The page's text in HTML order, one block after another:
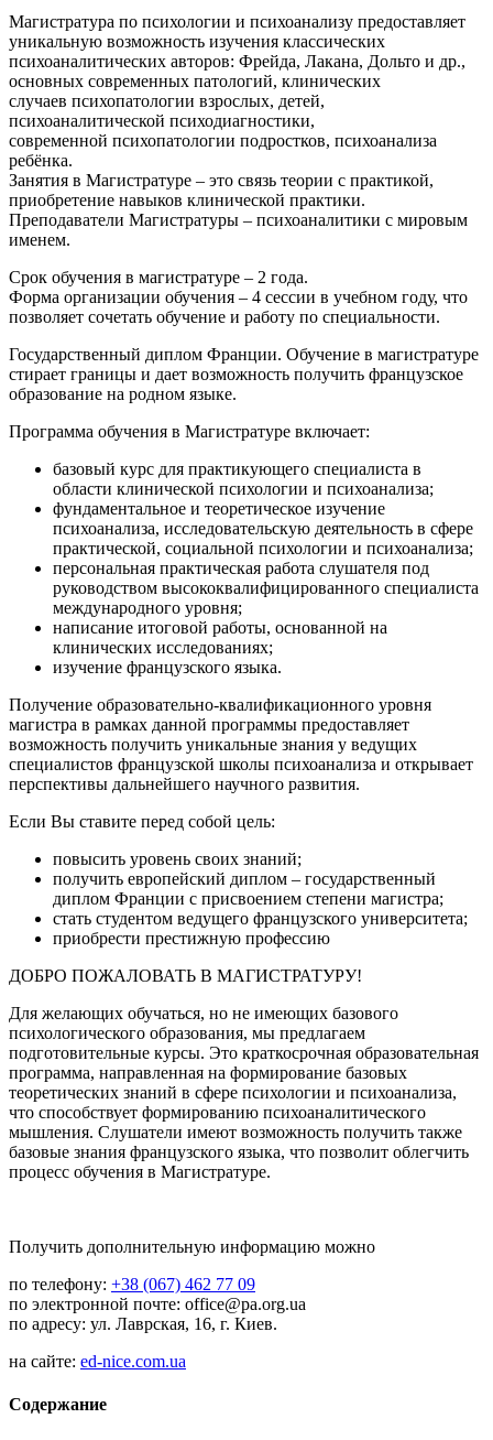
Магистратура по психологии и психоанализу предоставляет
уникальную возможность изучения классических
психоаналитических авторов: Фрейда, Лакана, Дольто и др.,
основных современных патологий, клинических
случаев психопатологии взрослых, детей,
психоаналитической психодиагностики,
современной психопатологии подростков, психоанализа
ребёнка.
Занятия в Магистратуре – это связь теории с практикой,
приобретение навыков клинической практики.
Преподаватели Магистратуры – психоаналитики с мировым
именем.
Срок обучения в магистратуре – 2 года.
Форма организации обучения – 4 сессии в учебном году, что
позволяет сочетать обучение и работу по специальности.
Государственный диплом Франции. Обучение в магистратуре
стирает границы и дает возможность получить французское
образование на родном языке.
Программа обучения в Магистратуре включает:
базовый курс для практикующего специалиста в
области клинической психологии и психоанализа;
фундаментальное и теоретическое изучение
психоанализа, исследовательскую деятельность в сфере
практической, социальной психологии и психоанализа;
персональная практическая работа слушателя под
руководством высококвалифицированного специалиста
международного уровня;
написание итоговой работы, основанной на
клинических исследованиях;
изучение французского языка.
Получение образовательно-квалификационного уровня
магистра в рамках данной программы предоставляет
возможность получить уникальные знания у ведущих
специалистов французской школы психоанализа и открывает
перспективы дальнейшего научного развития.
Если Вы ставите перед собой цель:
повысить уровень своих знаний;
получить европейский диплом – государственный
диплом Франции с присвоением степени магистра;
стать студентом ведущего французского университета;
приобрести престижную профессию
ДОБРО ПОЖАЛОВАТЬ В МАГИСТРАТУРУ!
Для желающих обучаться, но не имеющих базового
психологического образования, мы предлагаем
подготовительные курсы. Это краткосрочная образовательная
программа, направленная на формирование базовых
теоретических знаний в сфере психологии и психоанализа,
что способствует формированию психоаналитического
мышления. Слушатели имеют возможность получить также
базовые знания французского языка, что позволит облегчить
процесс обучения в Магистратуре.
Получить дополнительную информацию можно
по телефону: +38 (067) 462 77 09
по электронной почте: office@pa.org.ua
по адресу: ул. Лаврская, 16, г. Киев.
на сайте: ed-nice.com.ua
Содержание